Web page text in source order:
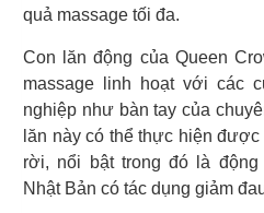
quả massage tối đa.
Con lăn động của Queen
massage linh hoạt với các
nghiệp như bàn tay của
lăn này có thể thực hiện
rời, nổi bật trong đó là
Nhật Bản có tác dụng giảm